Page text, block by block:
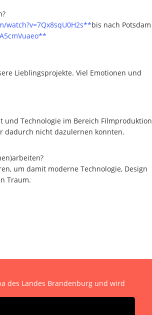
watch?v=7Qx8sqU0H2s**bis nach Potsdam
Lieblingsprojekte. Viel Emotionen und
und Technologie im Bereich Filmproduktion
dadurch nicht dazulernen konnten.
um damit moderne Technologie, Design
Traum.
des Landes Brandenburg und wird